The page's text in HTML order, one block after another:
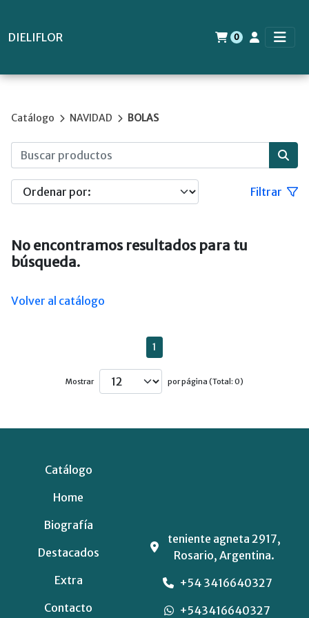
DIELIFLOR 0
Catálogo NAVIDAD BOLAS
Filtrar
No encontramos resultados para tu
búsqueda.
Volver al catálogo
1
Mostrar por página (Total: 0)
Catálogo
Home
Biografía
Destacados
Extra
Contacto
teniente agneta 2917,
Rosario, Argentina.
+54 3416640327
+543416640327